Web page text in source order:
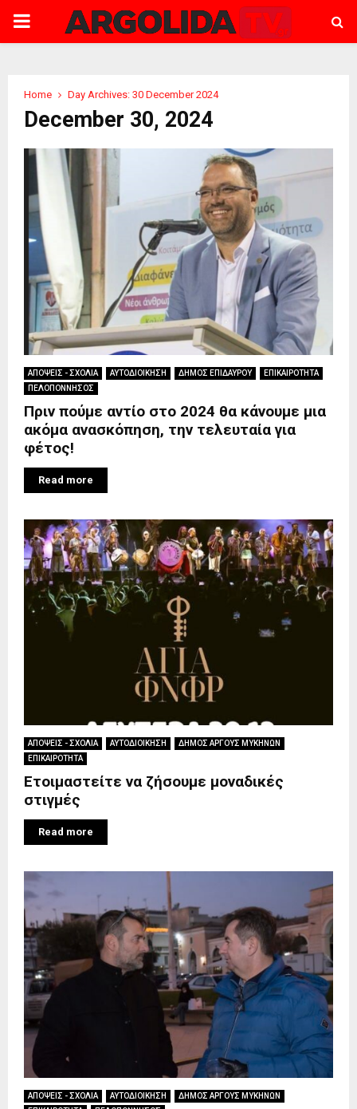
PRIMARY
Home Day Archives: 30 December 2024
December 30, 2024
ΑΠΟΨΕΙΣ - ΣΧΟΛΙΑ ΑΥΤΟΔΙΟΙΚΗΣΗ ΔΗΜΟΣ ΕΠΙΔΑΥΡΟΥ
ΕΠΙΚΑΙΡΟΤΗΤΑ
ΠΕΛΟΠΟΝΝΗΣΟΣ
Πριν πούμε αντίο στο 2024 θα κάνουμε μια
ακόμα ανασκόπηση, την τελευταία για
φέτος!
Read more
ΑΠΟΨΕΙΣ - ΣΧΟΛΙΑ ΑΥΤΟΔΙΟΙΚΗΣΗ
ΔΗΜΟΣ ΑΡΓΟΥΣ ΜΥΚΗΝΩΝ
ΕΠΙΚΑΙΡΟΤΗΤΑ
Ετοιμαστείτε να ζήσουμε μοναδικές
στιγμές
Read more
ΑΠΟΨΕΙΣ - ΣΧΟΛΙΑ ΑΥΤΟΔΙΟΙΚΗΣΗ
ΔΗΜΟΣ ΑΡΓΟΥΣ ΜΥΚΗΝΩΝ